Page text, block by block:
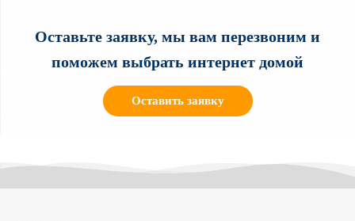
Оставьте заявку, мы вам перезвоним и
поможем выбрать интернет домой
Оставить заявку